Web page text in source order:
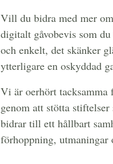
Vill du bidra med mer
digitalt gåvobevis som
och enkelt, det skänker
ytterligare en oskyddad
Vi är oerhört tacksamma
genom att stötta
bidrar till ett hållbart
förhoppning, utmaningar